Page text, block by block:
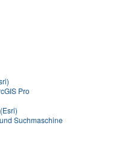
Pro
Suchmaschine